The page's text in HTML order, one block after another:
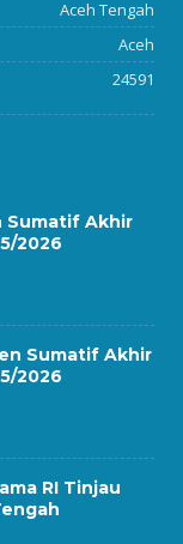
Aceh Tengah
Aceh
24591
Sumatif Akhir
2026
Sumatif Akhir
2026
RI Tinjau